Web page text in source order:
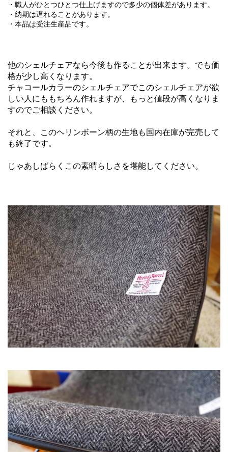
・職人がひとつひとつ仕上げますので多少の個体差があります。
・納期は遅れることがあります。
・本品は受注生産品です。
他のシェルチェアなら今後も作ることが出来ます。でも価
格が少し高くなります。
チャコールカラーのシェルチェアでこのシェルチェアが欲
しい人にももちろん作れますが、もっと値段が高くなりま
すのでご相談ください。
それと、このヘリンボーン柄の生地も国内在庫が完売して
も終了です。
じゃあしばらくこの素晴らしさを堪能してください。